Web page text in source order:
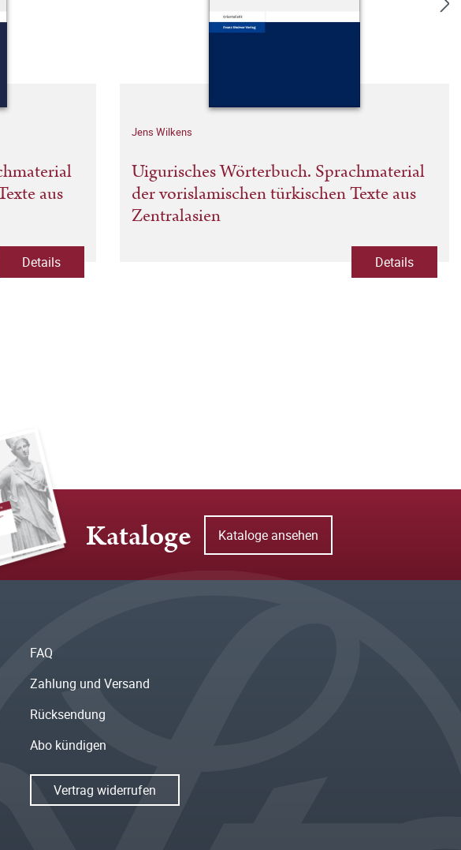
aus
Details
Jens Wilkens
Uigurisches Wörterbuch. Sprachmaterial
der vorislamischen türkischen Texte aus
Zentralasien
Details
Kataloge Kataloge ansehen
FAQ
Zahlung und Versand
Rücksendung
Abo kündigen
Vertrag widerrufen